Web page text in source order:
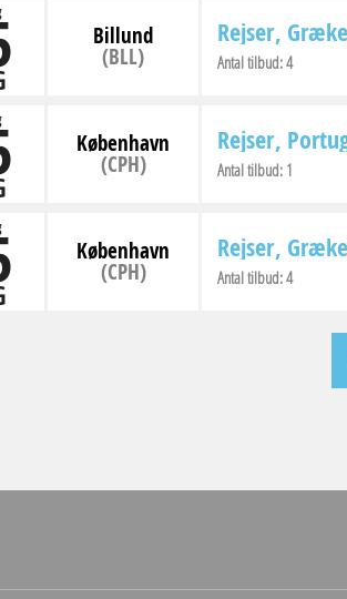
Billund
(BLL)
Rejser
Antal tilbud:4
København
(CPH)
Rejser
Antal tilbud: 1
København
(CPH)
Rejser
Antal tilbud:4